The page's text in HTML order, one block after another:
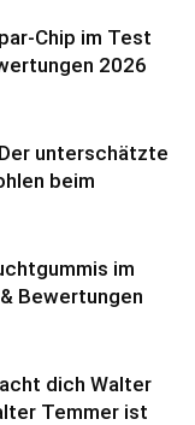
Chip im Test
2026
unterschätzte
beim
im
Bewertungen
dich Walter
Temmer ist